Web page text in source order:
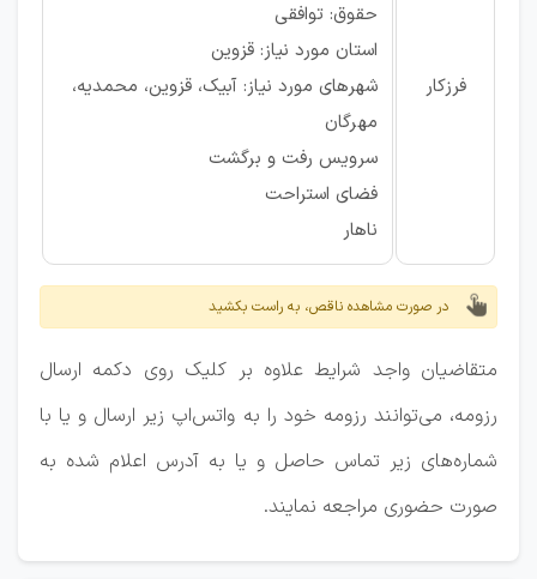
فرزکار
حقوق: توافقی
استان مورد نیاز: قزوین
شهرهای مورد نیاز: آبیک، قزوین، محمدیه،
مهرگان
سرویس رفت و برگشت
فضای استراحت
ناهار
در صورت مشاهده ناقص، به راست بکشید
متقاضیان واجد شرایط علاوه بر کلیک روی دکمه ارسال
رزومه، می‌توانند رزومه خود را به واتس‌اپ زیر ارسال و یا با
شماره‌های زیر تماس حاصل و یا به آدرس اعلام شده به
صورت حضوری مراجعه نمایند.